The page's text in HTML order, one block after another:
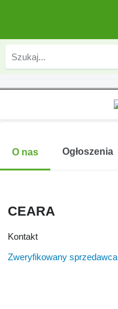
O nas Ogłoszenia
CEARA
Kontakt
Zweryfikowany sprzedawca